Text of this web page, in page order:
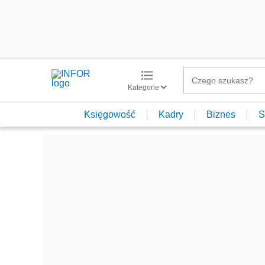
Kategorie
Księgowość Kadry Biznes